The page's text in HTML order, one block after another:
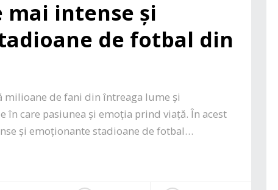
mai intense și
de fotbal din
milioane de fani din întreaga lume și
care pasiunea și emoția prind viață. În acest
și emoționante stadioane de fotbal…